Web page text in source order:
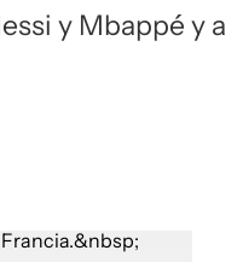
y Mbappé y a